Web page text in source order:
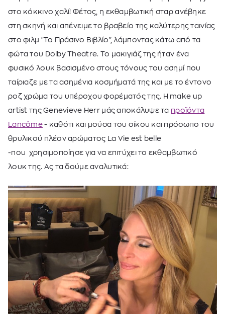
στο κόκκινο χαλί! Φέτος, η εκθαμβωτική σταρ ανέβηκε
στη σκηνή και απένειμε το βραβείο της καλύτερης ταινίας
στο φιλμ "Το Πράσινο Βιβλίο", λάμποντας κάτω από τα
φώτα του Dolby Theatre. Το μακιγιάζ της ήταν ένα
φυσικό λουκ βασισμένο στους τόνους του ασημί που
ταίριαζε με τα ασημένια κοσμήματά της και με το έντονο
ροζ χρώμα του υπέροχου φορέματός της. Η make up
artist τηςGenevieve Herr μάς αποκάλυψε τα προϊόντα
Lancôme- καθότι και μούσα του οίκου και πρόσωπο του
θρυλικού πλέον αρώματος La Vie est belle
-που χρησιμοποίησε για να επιτύχει το εκθαμβωτικό
λουκ της. Ας τα δούμε αναλυτικά: